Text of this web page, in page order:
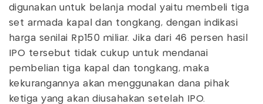
digunakan untuk belanja modal yaitu membeli tiga
set armada kapal dan tongkang, dengan indikasi
harga senilai Rp150 miliar. Jika dari 46 persen hasil
IPO tersebut tidak cukup untuk mendanai
pembelian tiga kapal dan tongkang, maka
kekurangannya akan menggunakan dana pihak
ketiga yang akan diusahakan setelah IPO.